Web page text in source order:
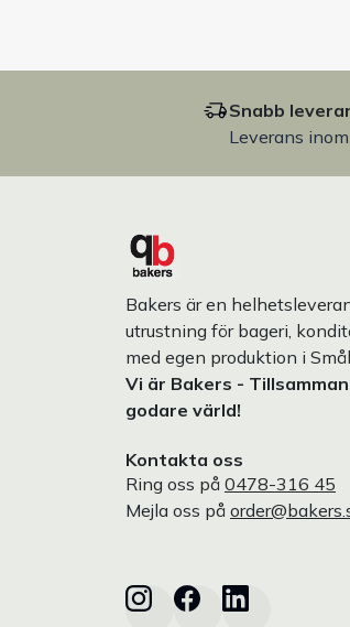
Snabb
Leverans
Bakers är en
utrustning för bageri,
med egen produktion i
Vi är Bakers -
godare värld!
Kontakta oss
Ring oss på 0478-316 45
Mejla oss på